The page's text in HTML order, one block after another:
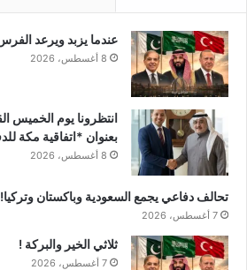
عندما يزبد ويرعد
8 أغسطس، 2026
انتظرونا يوم الخميس
بعنوان *اتفاقية مكة
8 أغسطس، 2026
تحالف دفاعي يجمع السعودية وباكستان وتركيا!
7 أغسطس، 2026
ثلاثي الخير والبركة !
7 أغسطس، 2026